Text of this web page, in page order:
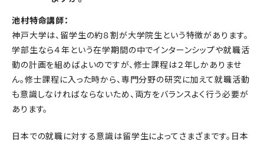
池村特命講師：
神戸大学は、留学生の約８割が大学院生という特徴があります。
学部生なら４年という在学期間の中でインターンシップや就職活
動の計画を組めばよいのですが、修士課程は２年しかありませ
ん。修士課程に入った時から、専門分野の研究に加えて就職活動
も意識しなければならないため、両方をバランスよく行う必要が
あります。
日本での就職に対する意識は留学生によってさまざまです。日本